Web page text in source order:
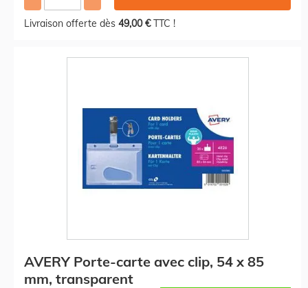
Livraison offerte dès 49,00 €TTC !
AVERY Porte-carte avec clip, 54 x 85
mm, transparent